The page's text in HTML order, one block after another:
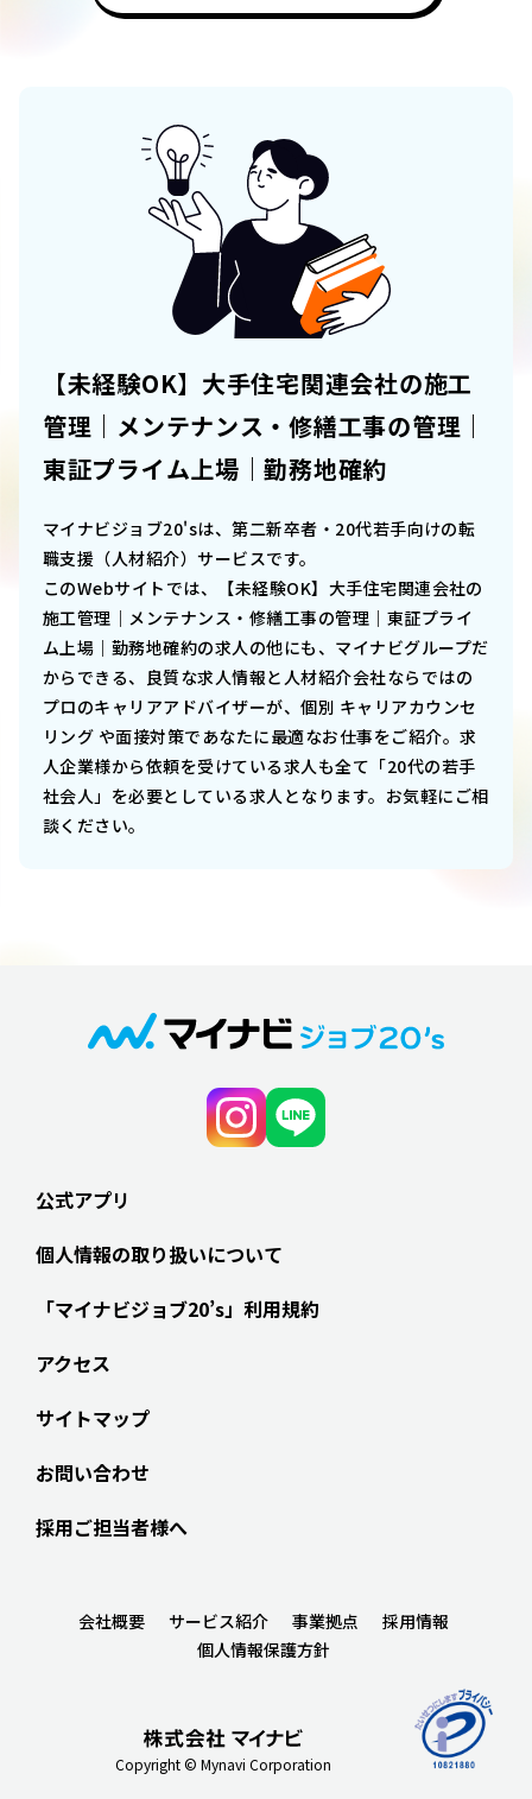
【未経験OK】大手住宅関連会社の施工
管理｜メンテナンス・修繕工事の管理｜
東証プライム上場｜勤務地確約
マイナビジョブ20'sは、第二新卒者・20代若手向けの転
職支援（人材紹介）サービスです。
このWebサイトでは、
【未経験OK】大手住宅関連会社の
施工管理｜メンテナンス・修繕工事の管理｜東証プライ
ム上場｜勤務地確約の求人の他にも、マイナビグループだ
からできる、良質な求人情報と人材紹介会社ならではの
プロのキャリアアドバイザーが、個別 キャリアカウンセ
リング や面接対策であなたに最適なお仕事をご紹介。求
人企業様から依頼を受けている求人も全て「20代の若手
社会人」を必要としている求人となります。お気軽にご相
談ください。
公式アプリ
個人情報の取り扱いについて
「マイナビジョブ20’s」利用規約
アクセス
サイトマップ
お問い合わせ
採用ご担当者様へ
Copyright © Mynavi Corporation
会社概要 サービス紹介 事業拠点
採用情報
個人情報保護方針